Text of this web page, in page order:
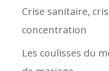
Crise sanitaire,
concentration
Les coulisses du